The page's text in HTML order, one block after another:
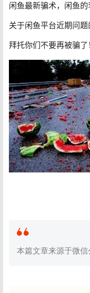
闲鱼最新骗术，闲鱼的
关于闲鱼平台近期问
拜托你们不要再被骗了
本篇文章来源于微